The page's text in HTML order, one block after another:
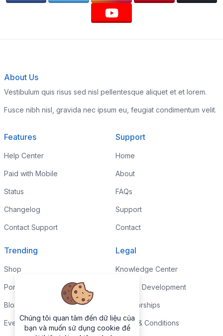
About Us
Vestibulum quis risus sed nisl pellentesque aliquet et et lorem.
Fusce nibh nisl, gravida nec ipsum eu, feugiat condimentum velit.
Features
Help Center
Paid with Mobile
Status
Changelog
Contact Support
Support
Home
About
FAQs
Support
Contact
Trending
Shop
Portfolio
Blog
Events
Legal
Knowledge Center
Custom Development
Sponsorships
Terms & Conditions
Chúng tôi quan tâm đến dữ liệu của
bạn và muốn sử dụng cookie để